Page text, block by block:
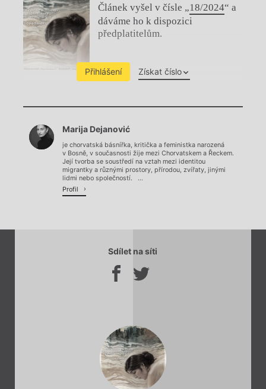
Článek vyšel v čísle „18/2024“ a
dáváme ho k dispozici
předplatitelům.
Přihlášení Získat číslo
Chviličku.
Načítá se.
Marija Dejanović
je chorvatská básnířka, kritička a feministka narozená
v Bosně, v současnosti žije mezi Chorvatskem a Řeckem.
Její tvorba se soustředí na vztah mezi identitou
migrantky a různými prostory, přírodou, zvířaty, jinými
lidmi nebo společností. ...
Profil
Sdílet na síti